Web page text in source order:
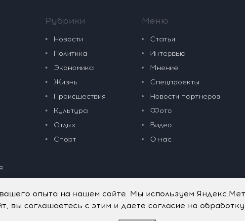
Рубрики
Новости
Политика
Экономика
Жизнь
Происшествия
Культура
Отдых
Спорт
Меню
Статьи
Интервью
Мнение
Спецпроекты
Новости партнеров
Фото
Видео
О нас
опыта на нашем сайте. Мы используем
вы соглашаетесь с этим и даете согласие на